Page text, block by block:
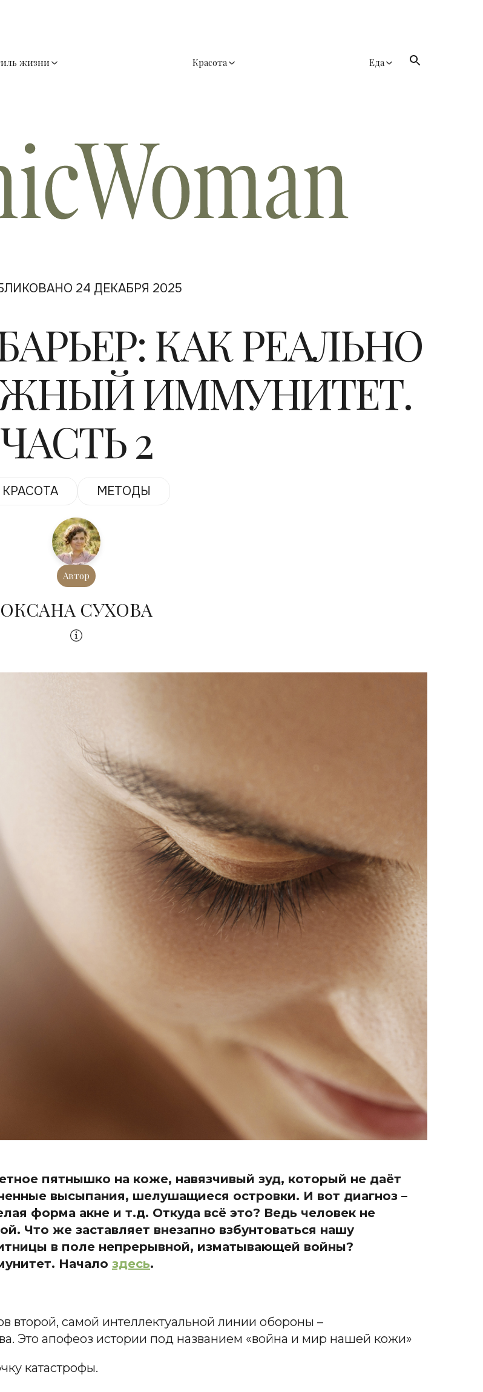
жизни Красота Еда
24 ДЕКАБРЯ 2025
КАК РЕАЛЬНО
ИММУНИТЕТ.
ЧАСТЬ 2
КРАСОТА МЕТОДЫ
Автор
ОКСАНА СУХОВА
пятнышко на коже, навязчивый зуд, который не даёт
высыпания, шелушащиеся островки. И вот диагноз –
форма акне и т.д. Откуда всё это? Ведь человек не
Что же заставляет внезапно взбунтоваться нашу
в поле непрерывной, изматывающей войны?
Начало здесь.
второй, самой интеллектуальной линии обороны –
Это апофеоз истории под названием «война и мир нашей кожи»
катастрофы.